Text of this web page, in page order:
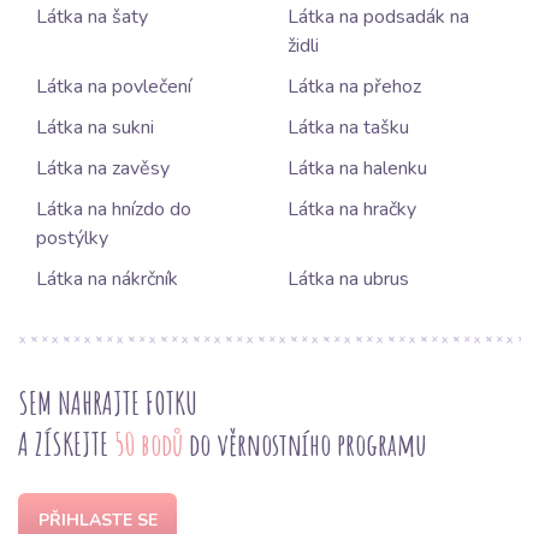
Látka na šaty
Látka na podsadák na
židli
Látka na povlečení
Látka na přehoz
Látka na sukni
Látka na tašku
Látka na zavěsy
Látka na halenku
Látka na hnízdo do
postýlky
Látka na hračky
Látka na nákrčník Látka na ubrus
SEM NAHRAJTE FOTKU
A ZÍSKEJTE 50 bodů do věrnostního programu
PŘIHLASTE SE